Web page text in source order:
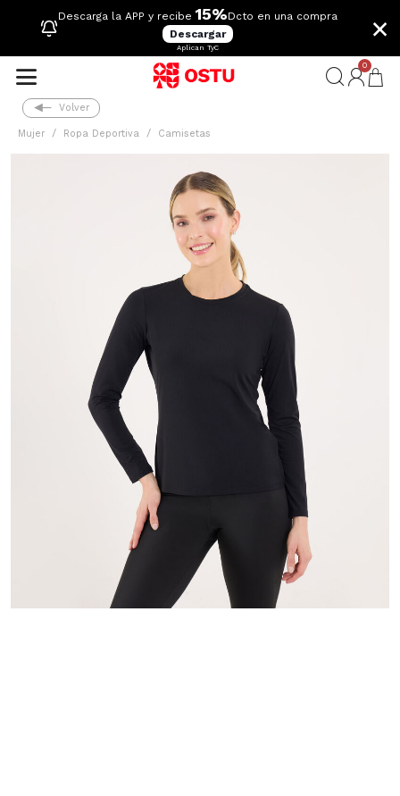
Descarga la APP y recibe 15%Dcto en una compra
Descargar
Aplican TyC
×
0
Volver
Mujer Ropa Deportiva Camisetas